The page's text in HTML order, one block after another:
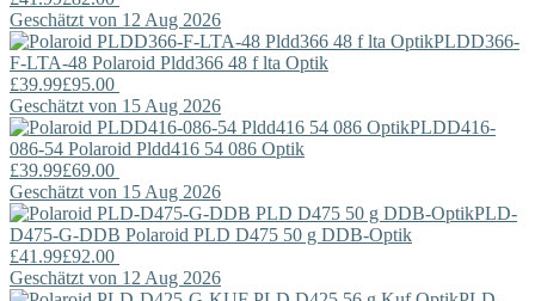
Geschätzt von 12 Aug 2026
PLDD366-
F-LTA-48 Polaroid Pldd366 48 f lta Optik
£39.99£95.00
Geschätzt von 15 Aug 2026
PLDD416-
086-54 Polaroid Pldd416 54 086 Optik
£39.99£69.00
Geschätzt von 15 Aug 2026
PLD-
D475-G-DDB Polaroid PLD D475 50 g DDB-Optik
£41.99£92.00
Geschätzt von 12 Aug 2026